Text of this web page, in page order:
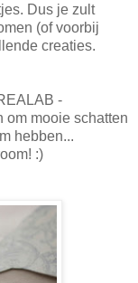
Dus je zult
(of voorbij
creaties.
-
mooie schatten
hebben...
:)